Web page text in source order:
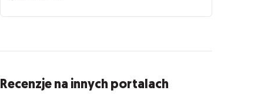
Recenzje na innych portalach